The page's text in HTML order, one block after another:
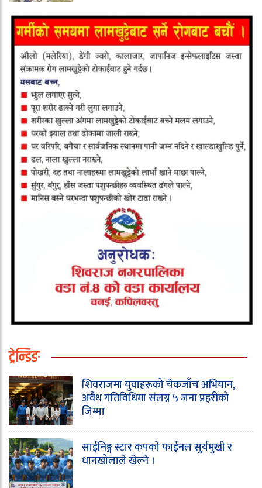
ट्रेन्डिङ
शिवराजमा युवाहरूको चेकजाँच अभियान,
अवैध गतिविधिमा संलग्न ५ जना प्रहरीको
जिम्मा
साईनिङ्ग स्टार कपको फाईनल सुर्यमुखी र
धानखोलाले खेल्ने ।